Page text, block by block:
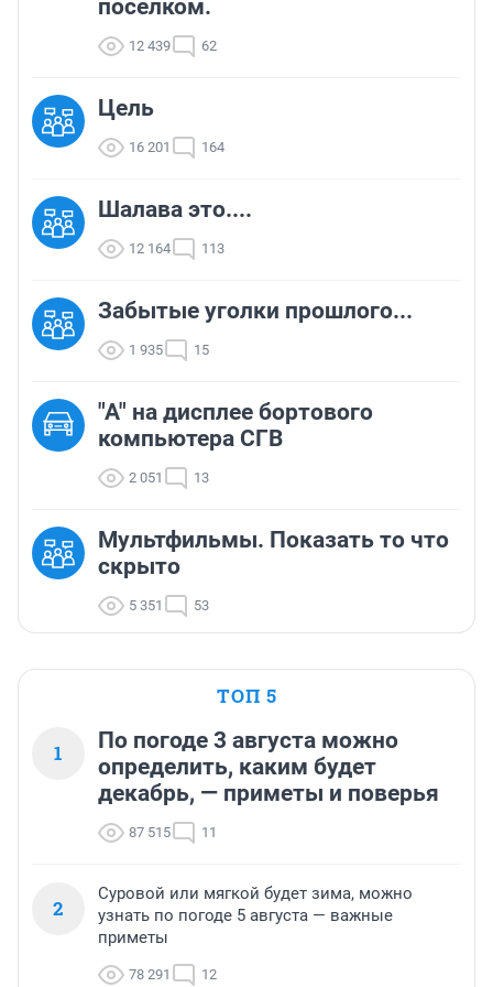
поселком.
12 439 62
Цель
16 201 164
Шалава это....
12 164 113
Забытые уголки прошлого...
1 935 15
"A" на дисплее бортового
компьютера СГВ
2 051 13
Мультфильмы. Показать то что
скрыто
5 351 53
ТОП 5
1
По погоде 3 августа можно
определить, каким будет
декабрь, — приметы и поверья
87 515 11
2
Суровой или мягкой будет зима, можно
узнать по погоде 5 августа — важные
приметы
78 291 12